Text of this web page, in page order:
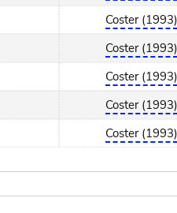
Coster (1993)
Coster (1993)
Coster (1993)
Coster (1993)
Coster (1993)